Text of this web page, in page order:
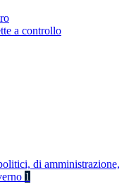
a controllo
di amministrazione,
1